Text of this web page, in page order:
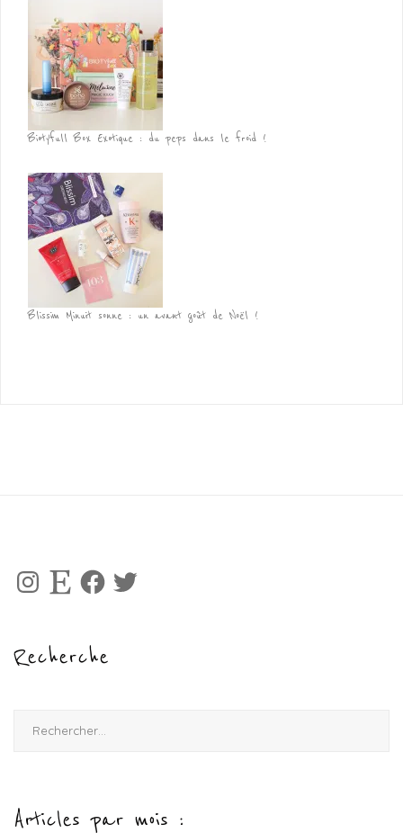
Biotyfull Box Exotique : du peps dans le froid !
Blissim Minuit sonne : un avant goût de Noël !
Instagram
Etsy Facebook
Twitter
Recherche
Articles par mois :